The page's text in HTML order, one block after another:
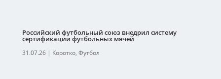
Российский футбольный союз внедрил систему
сертификации футбольных мячей
31.07.26| Коротко, Футбол